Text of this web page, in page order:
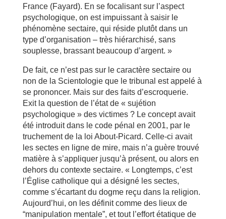
France (Fayard). En se focalisant sur l’aspect
psychologique, on est impuissant à saisir le
phénomène sectaire, qui réside plutôt dans un
type d’organisation – très hiérarchisé, sans
souplesse, brassant beaucoup d’argent. »
De fait, ce n’est pas sur le caractère sectaire ou
non de la Scientologie que le tribunal est appelé à
se prononcer. Mais sur des faits d’escroquerie.
Exit la question de l’état de « sujétion
psychologique » des victimes ? Le concept avait
été introduit dans le code pénal en 2001, par le
truchement de la loi About-Picard. Celle-ci avait
les sectes en ligne de mire, mais n’a guère trouvé
matière à s’appliquer jusqu’à présent, ou alors en
dehors du contexte sectaire. « Longtemps, c’est
l’Église catholique qui a désigné les sectes,
comme s’écartant du dogme reçu dans la religion.
Aujourd’hui, on les définit comme des lieux de
“manipulation mentale”, et tout l’effort étatique de